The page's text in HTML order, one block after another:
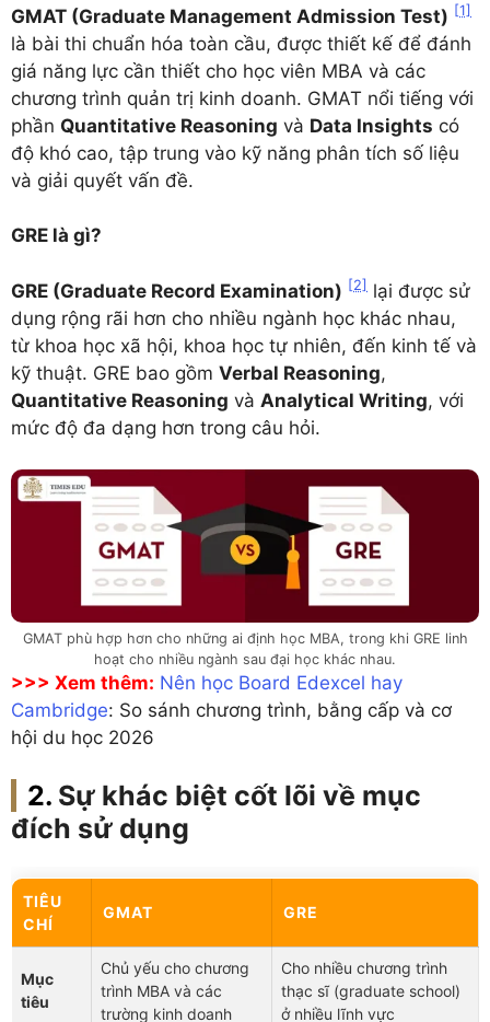
GMAT (Graduate Management Admission Test) [1]
là bài thi chuẩn hóa toàn cầu, được thiết kế để đánh
giá năng lực cần thiết cho học viên MBA và các
chương trình quản trị kinh doanh. GMAT nổi tiếng với
phần Quantitative Reasoning và Data Insights có
độ khó cao, tập trung vào kỹ năng phân tích số liệu
và giải quyết vấn đề.
GRE là gì?
GRE (Graduate Record Examination) [2] lại được sử
dụng rộng rãi hơn cho nhiều ngành học khác nhau,
từ khoa học xã hội, khoa học tự nhiên, đến kinh tế và
kỹ thuật. GRE bao gồm Verbal Reasoning,
Quantitative Reasoning và Analytical Writing, với
mức độ đa dạng hơn trong câu hỏi.
GMAT phù hợp hơn cho những ai định học MBA, trong khi GRE linh
hoạt cho nhiều ngành sau đại học khác nhau.
>>> Xem thêm: Nên học Board Edexcel hay
Cambridge: So sánh chương trình, bằng cấp và cơ
hội du học 2026
Sự khác biệt cốt lõi về mục
đích sử dụng
TIÊU
CHÍ
GMAT GRE
Mục
tiêu
Chủ yếu cho chương
trình MBA và các
trường kinh doanh
Cho nhiều chương trình
thạc sĩ (graduate school)
ở nhiều lĩnh vực